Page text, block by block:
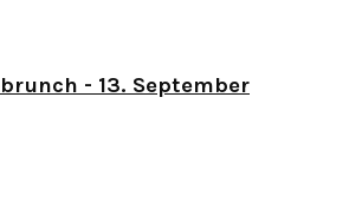
- 13. September